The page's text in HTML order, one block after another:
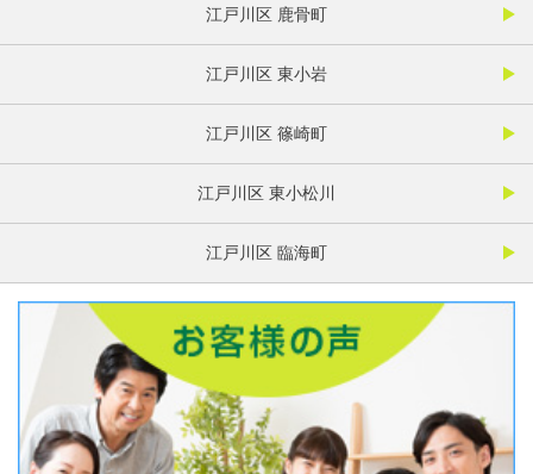
江戸川区 鹿骨町
江戸川区 東小岩
江戸川区 篠崎町
江戸川区 東小松川
江戸川区 臨海町